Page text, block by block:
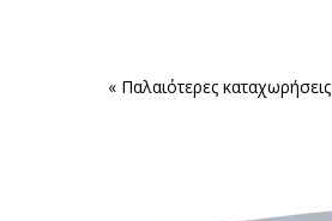
« Παλαιότερες καταχωρήσεις